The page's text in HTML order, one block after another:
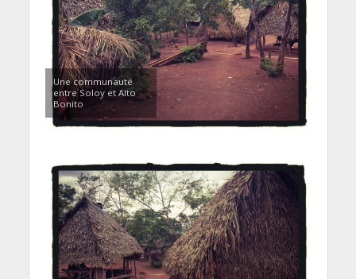
Une communauté
entre Soloy et Alto
Bonito